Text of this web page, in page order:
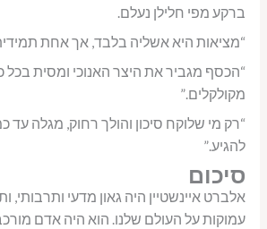
ברקע מפי חלילן נעלם.
“מציאות היא אשליה בלבד, אך אחת
“הכסף מגביר את היצר האנוכי ומסית בכל
מקולקלים.”
“רק מי שלוקח סיכון והולך רחוק, מגלה עד
להגיע.”
סיכום
אלברט איינשטיין היה גאון מדעי ותרבותי,
עמוקות על העולם שלנו. הוא היה אדם